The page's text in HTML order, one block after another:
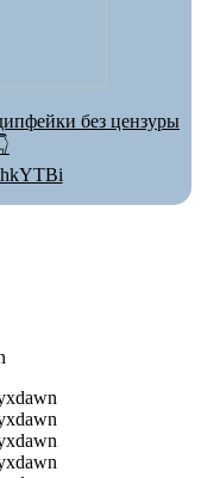
без цензуры
hkYTBi